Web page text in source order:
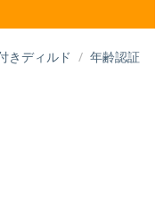
きディルド / 年齢認証